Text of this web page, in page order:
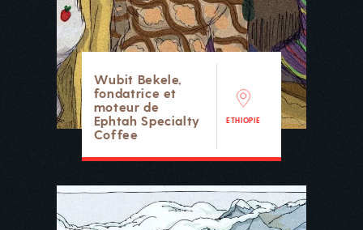
Wubit Bekele,
fondatrice et
moteur de
Ephtah Specialty
Coffee
ETHIOPIE